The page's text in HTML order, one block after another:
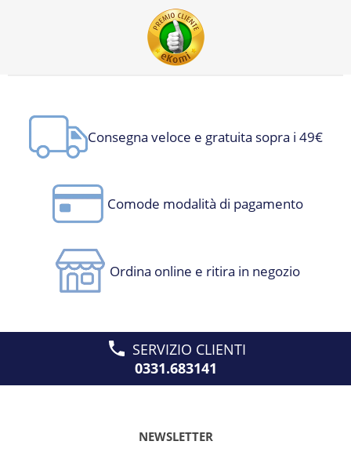
Consegna veloce e gratuita sopra i 49€
Comode modalità di pagamento
Ordina online e ritira in negozio
SERVIZIO CLIENTI
0331.683141
NEWSLETTER